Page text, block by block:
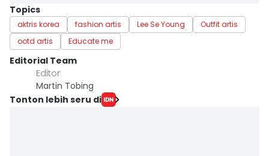
Topics
aktris korea fashion artis Lee Se Young
Outfit artis
ootd artis
Educate me
Editorial Team
Editor
Martin Tobing
Tonton lebih seru di